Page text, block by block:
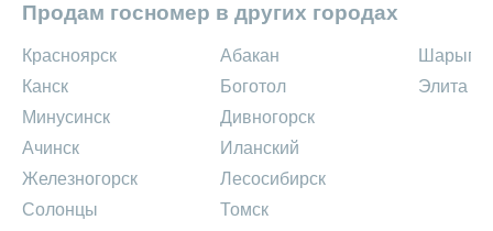
Продам госномер в других городах
Красноярск
Канск
Минусинск
Ачинск
Железногорск
Солонцы
Абакан
Боготол
Дивногорск
Иланский
Лесосибирск
Томск
Элита